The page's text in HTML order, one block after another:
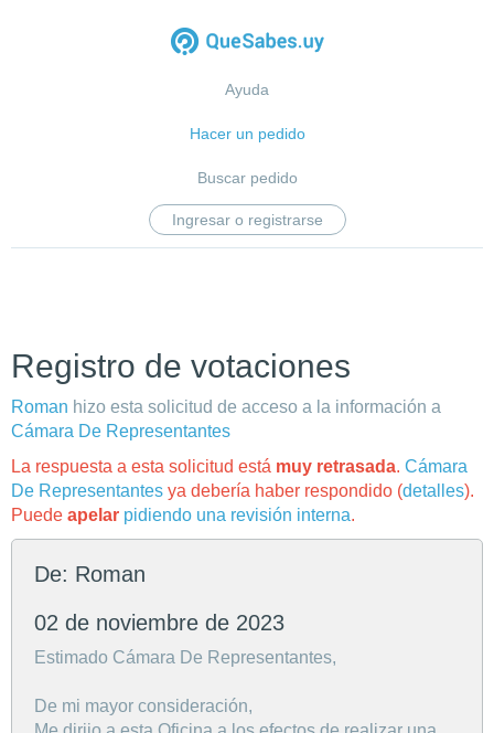
Ayuda
Hacer un pedido
Buscar pedido
Ingresar o registrarse
Registro de votaciones
Roman hizo esta solicitud de acceso a la información a
Cámara De Representantes
La respuesta a esta solicitud está muy retrasada. Cámara
De Representantes ya debería haber respondido (detalles).
Puede apelar pidiendo una revisión interna.
De: Roman
02 de noviembre de 2023
Estimado Cámara De Representantes,
De mi mayor consideración,